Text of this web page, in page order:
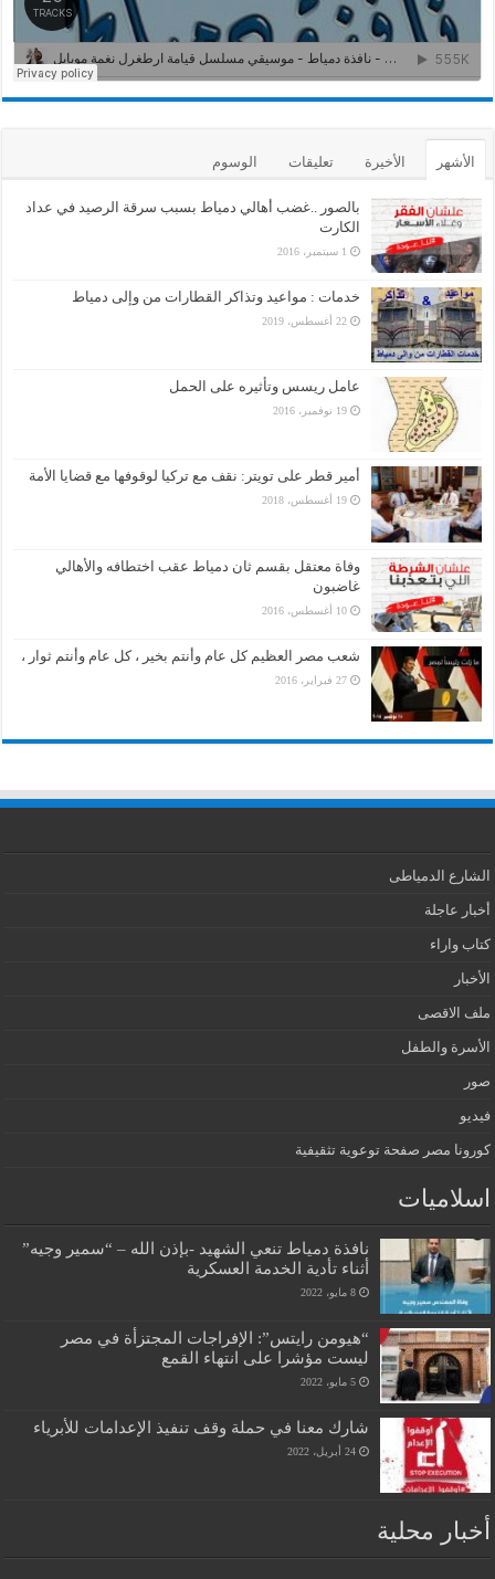
الأشهر الأخيرة تعليقات الوسوم
بالصور ..غضب أهالي دمياط بسبب سرقة الرصيد في عداد
الكارت
1 سبتمبر، 2016
خدمات : مواعيد وتذاكر القطارات من وإلى دمياط
22 أغسطس، 2019
عامل ريسس وتأثيره على الحمل
19 نوفمبر، 2016
أمير قطر على تويتر: نقف مع تركيا لوقوفها مع قضايا الأمة
19 أغسطس، 2018
وفاة معتقل بقسم ثان دمياط عقب اختطافه والأهالي
غاضبون
10 أغسطس، 2016
شعب مصر العظيم كل عام وأنتم بخير ، كل عام وأنتم ثوار ،
27 فبراير، 2016
الشارع الدمياطى
أخبار عاجلة
كتاب واراء
الأخبار
ملف الاقصى
الأسرة والطفل
صور
فيديو
كورونا مصر صفحة توعوية تثقيفية
اسلاميات
نافذة دمياط تنعي الشهيد -بإذن الله – “سمير وجيه”
أثناء تأدية الخدمة العسكرية
8 مايو، 2022
“هيومن رايتس”: الإفراجات المجتزأة في مصر
ليست مؤشرا على انتهاء القمع
5 مايو، 2022
شارك معنا في حملة وقف تنفيذ الإعدامات للأبرياء
24 أبريل، 2022
أخبار محلية